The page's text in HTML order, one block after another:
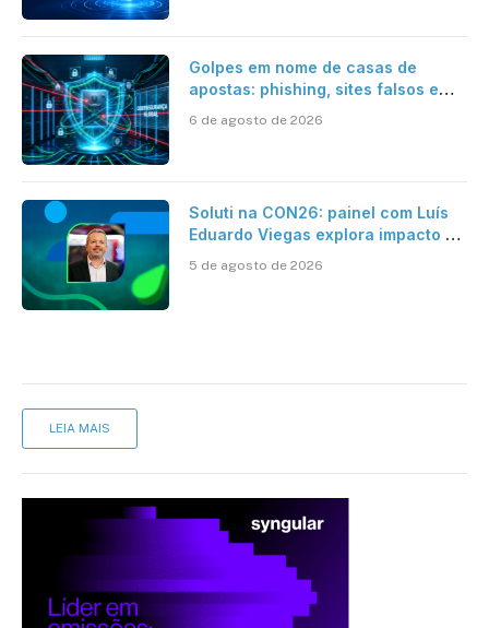
Golpes em nome de casas de
apostas: phishing, sites falsos e
6 de agosto de 2026
Soluti na CON26: painel com Luís
Eduardo Viegas explora impacto de
Contabilidade
5 de agosto de 2026
LEIA MAIS